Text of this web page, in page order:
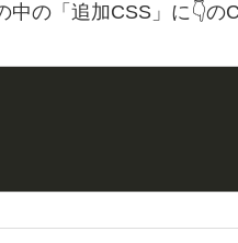
の「追加CSS」に👇の